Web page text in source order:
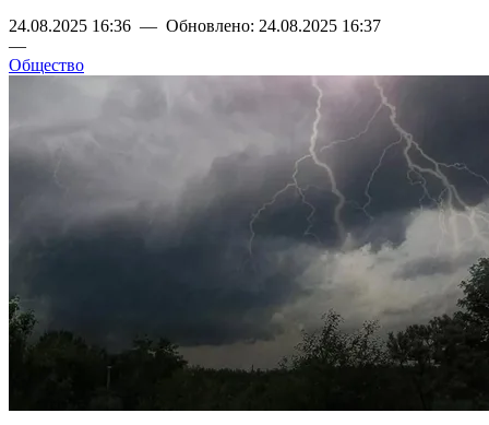
24.08.2025 16:36 — Обновлено: 24.08.2025 16:37
—
Общество